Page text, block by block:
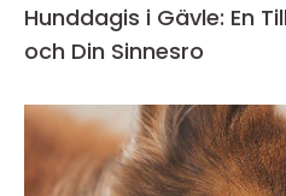
Hunddagis i Gävle: En
och Din Sinnesro